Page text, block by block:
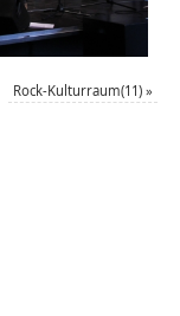
Rock-Kulturraum(11) »